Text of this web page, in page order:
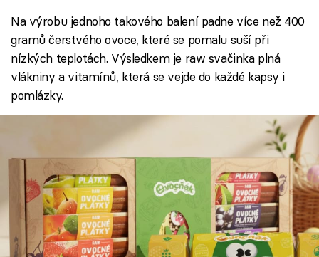
Na výrobu jednoho takového balení padne více než 400
gramů čerstvého ovoce, které se pomalu suší při
nízkých teplotách. Výsledkem je raw svačinka plná
vlákniny a vitamínů, která se vejde do každé kapsy i
pomlázky.